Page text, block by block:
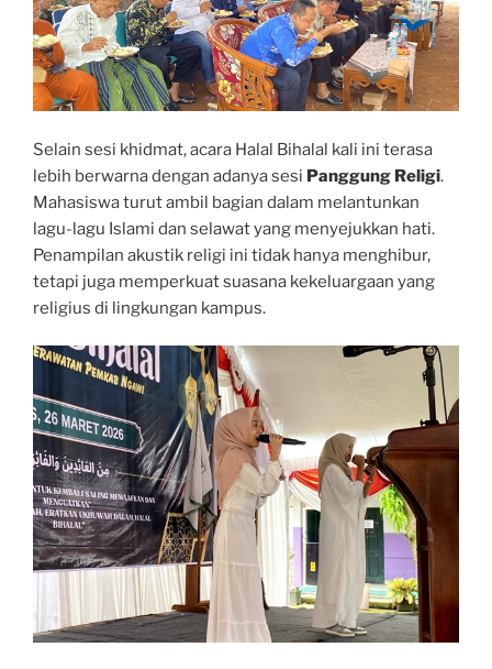
Selain sesi khidmat, acara Halal Bihalal kali ini terasa
lebih berwarna dengan adanya sesi Panggung Religi.
Mahasiswa turut ambil bagian dalam melantunkan
lagu-lagu Islami dan selawat yang menyejukkan hati.
Penampilan akustik religi ini tidak hanya menghibur,
tetapi juga memperkuat suasana kekeluargaan yang
religius di lingkungan kampus.